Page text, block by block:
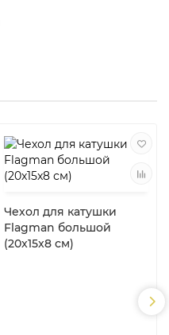
Чехол для катушки
Flagman большой
(20x15x8 см)